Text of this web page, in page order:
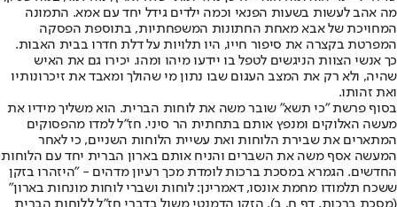
מה אהב לעשות בשעות הפנאי וכמה ילדים גידל יחד עם אמא. התמונה
המחויכת של אבא מאחת החתונות המשפחתיות, בתוספת הפסקה
המפרטת בקצרה את סיפור חייו, היו תלויות על דלת חדרו בבית האבות.
כך אנשי הצוות הניגשים לטפל בו יידעו מיהו ומהו. יכירו גם את האיש
שהיה, ולא רק את המצב העגום שבו נתון מי שהולך ומאבד את זיכרונותיו
ואת זהותו.
בסוף פרשת "כי תשא" שובר משה את לוחות הברית. הוא משליך מידיו את
מעשה האלוקים ומנפץ אותם בתחתית הר סיני. חז"ל למדו מהפסוקים
המתארים את שבירת הלוחות ואת עשיית הלוחות השניים, כי לאחר
המעשה אסף משה את השברים והניח אותם בארון הברית יחד עם הלוחות
החדשים. הגמרא במסכת ברכות לומדת מכך רעיון מדהים - "היזהרו בזקן
ששכח תלמודו מחמת אונסו, דאמרינן: לוחות ושברי לוחות מונחות בארון"